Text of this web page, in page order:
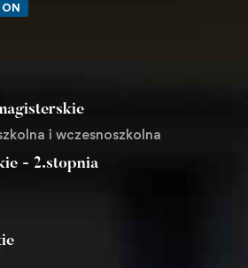
i wczesnoszkolna
- 2.stopnia